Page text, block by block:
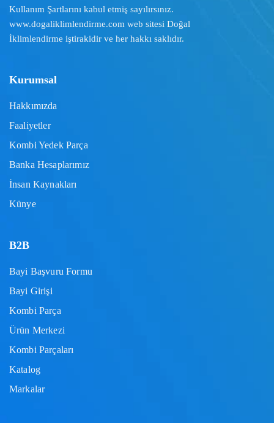
Kullanım Şartlarını kabul etmiş sayılırsınız.
www.dogaliklimlendirme.com web sitesi Doğal
İklimlendirme iştirakidir ve her hakkı saklıdır.
Kurumsal
Hakkımızda
Faaliyetler
Kombi Yedek Parça
Banka Hesaplarımız
İnsan Kaynakları
Künye
B2B
Bayi Başvuru Formu
Bayi Girişi
Kombi Parça
Ürün Merkezi
Kombi Parçaları
Katalog
Markalar